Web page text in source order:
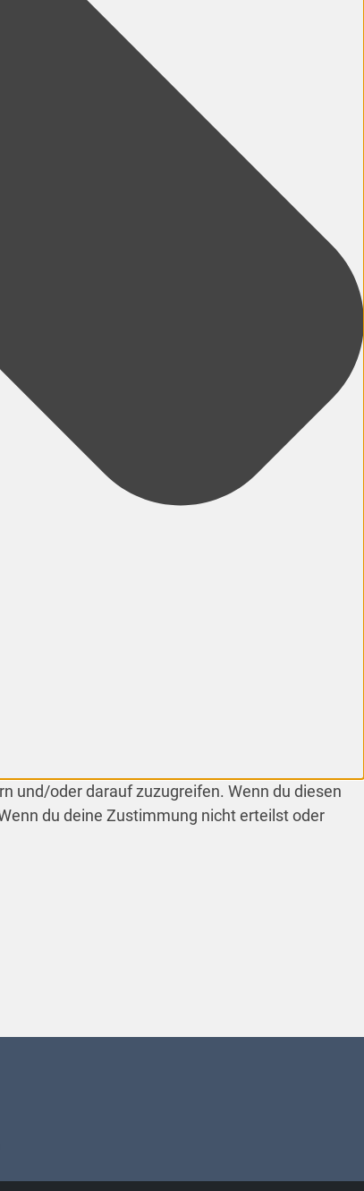
und/oder darauf zuzugreifen. Wenn du diesen
du deine Zustimmung nicht erteilst oder